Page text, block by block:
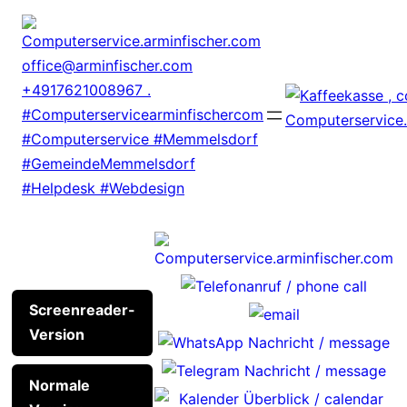
Zum
Inhalt
springen
Screenreader-
Version
Normale